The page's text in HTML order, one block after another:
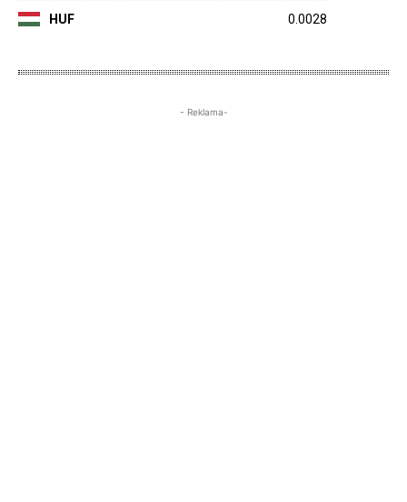
HUF 0.0028
- Reklama-